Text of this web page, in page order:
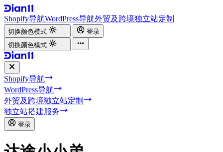
Shopify导航WordPress导航外贸及跨境独立站定制
切换颜色模式
登录
切换颜色模式
Shopify导航
WordPress导航
外贸及跨境独立站定制
独立站搭建服务
登录